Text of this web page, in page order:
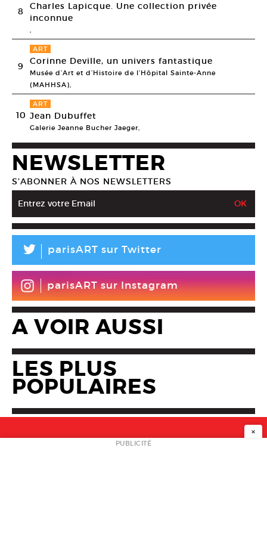
8
Charles Lapicque. Une collection privée
inconnue
,
9
ART
Corinne Deville, un univers fantastique
Musée d’Art et d’Histoire de l’Hôpital Sainte-Anne
(MAHHSA),
10
ART
Jean Dubuffet
Galerie Jeanne Bucher Jaeger,
NEWSLETTER
S’ABONNER À NOS NEWSLETTERS
L parisART sur Twitter
parisART sur Instagram
A VOIR AUSSI
LES PLUS
POPULAIRES
NEWSLETTER
×
PUBLICITÉ